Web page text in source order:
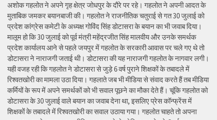
अशोक गहलोत ने अपने गृह क्षेत्र जोधपुर के दौरे पर रहे। गहलोत ने अपनी आदत के
मुताबिक जमकर बयानबाजी की। गहलोत ने राजनीतिक चतुराई से गत 30 जुलाई को
प्रदेश कांग्रेस कमेटी के अध्यक्ष गोविंद सिंह डोटासरा के बयान का भी जवाब दिया।
मालूम हो कि 30 जुलाई को पूर्व मंत्री महेंद्रजीत सिंह मालवीय और उनके समर्थक
प्रदेश कार्यालय आने से पहले जयपुर में गहलोत के सरकारी आवास पर चले गए थे तो
डोटासरा ने नाराजगी जताई थी। डोटासरा की यह नाराजगी गहलोत के नागवार लगी।
यही वजह रही कि गहलोत ने डोटासरा से जुड़े 6 वर्ष पुराने शिक्षकों के तबादले में
रिश्वतखोरी का मामला उठा दिया। गहलाते जब भी मीडिया से संवाद करते हैं तब मीडिया
कर्मियों के रूप में अपने समर्थकों को भी सवाल पूछने का मौका देते हैं। चूंकि गहलोत को
डोटासरा के 30 जुलाई वाले बयान का जवाब देना था, इसलिए प्रेस कॉन्फ्रेंस में
शिक्षकों के तबादले में रिश्वतखोरी का सवाल उठाया गया। गहलोत चाहते तो अपना